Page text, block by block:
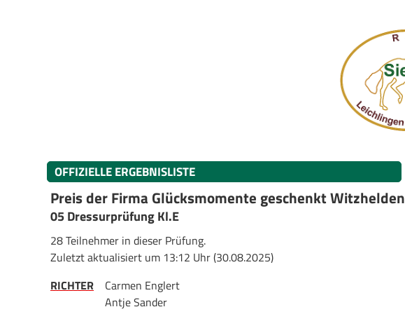
OFFIZIELLE ERGEBNISLISTE
Preis der Firma Glücksmomente geschenkt Witzhelden
05 Dressurprüfung Kl.E
28 Teilnehmer in dieser Prüfung.
Zuletzt aktualisiert um 13:12 Uhr (30.08.2025)
RICHTER
Carmen Englert
Antje Sander